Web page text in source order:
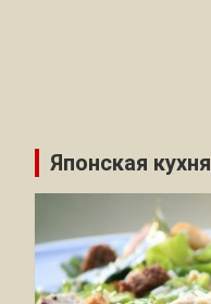
Японская кухня